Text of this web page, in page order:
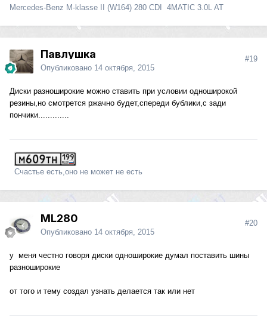
Mercedes-Benz M-klasse II (W164) 280 CDI 4MATIC 3.0L AT
Павлушка
Опубликовано 14 октября, 2015
#19
Диски разноширокие можно ставить при условии одноширокой
резины,но смотрется ржачно будет,спереди бублики,с зади
пончики.............
Счастье есть,оно не может не есть
ML280
Опубликовано 14 октября, 2015
#20
у меня честно говоря диски одноширокие думал поставить шины
разноширокие
от того и тему создал узнать делается так или нет